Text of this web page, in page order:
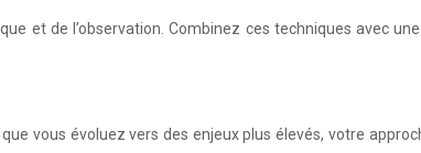
et de l’observation. Combinez ces techniques avec
vous évoluez vers des enjeux plus élevés, votre